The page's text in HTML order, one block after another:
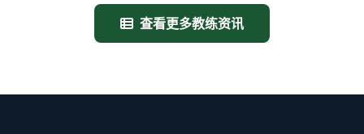
查看更多教练资讯